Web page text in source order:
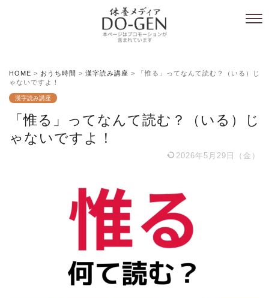
HOME > おうち時間 > 漢字読み講座 >
「惟る」ってなんて読む？（いる）じ
ゃないですよ！
漢字読み講座
「惟る」ってなんて読む？（いる）じ
ゃないですよ！
2026年5月29日（金）